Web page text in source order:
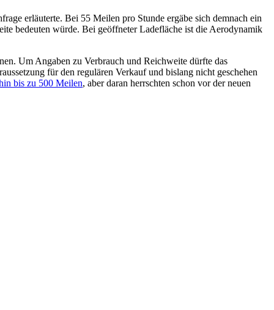
erläuterte. Bei 55 Meilen pro Stunde ergäbe sich demnach ein
bedeuten würde. Bei geöffneter Ladefläche ist die Aerodynamik
Um Angaben zu Verbrauch und Reichweite dürfte das
für den regulären Verkauf und bislang nicht geschehen
bis zu 500 Meilen, aber daran herrschten schon vor der neuen